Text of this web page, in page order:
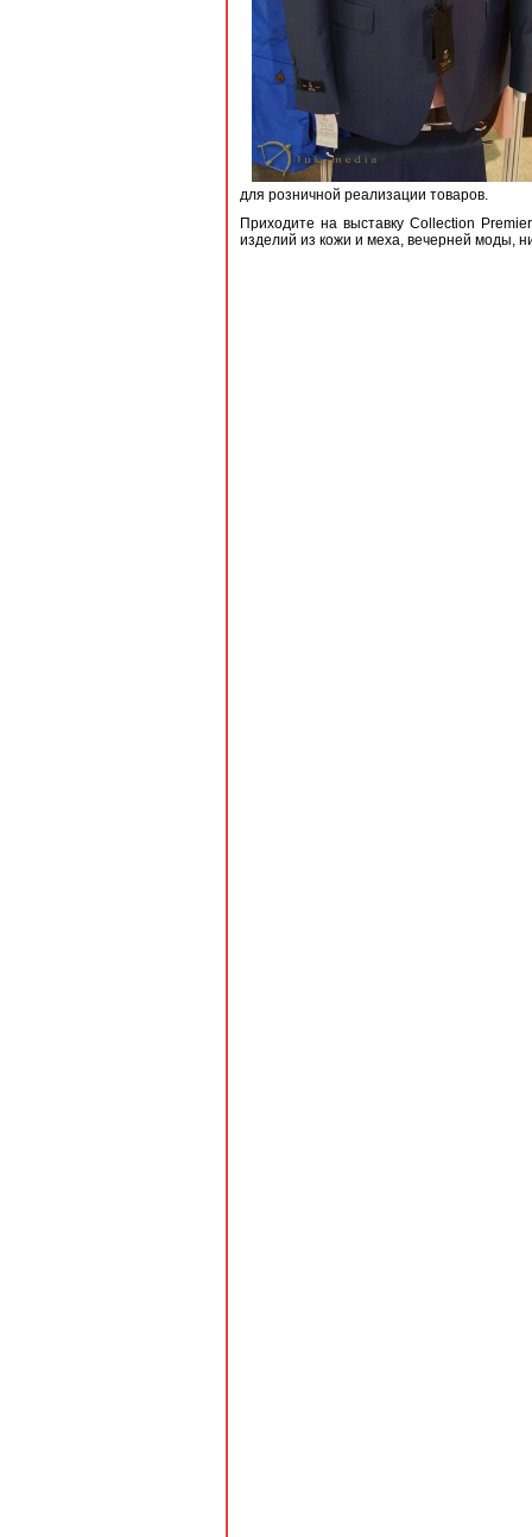
для розничной реализации товаров.
Приходите на выставку Collection
изделий из кожи и меха, вечерней моды,